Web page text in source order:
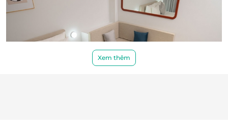
Xem thêm